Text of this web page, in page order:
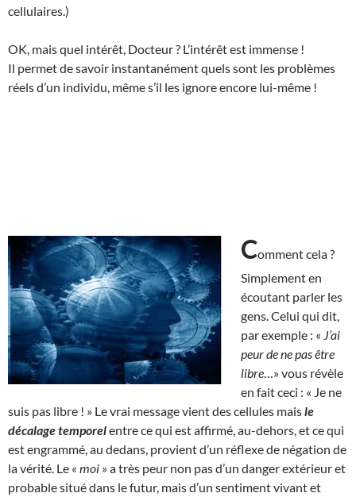
cellulaires.)
OK, mais quel intérêt, Docteur ? L’intérêt est immense !
Il permet de savoir instantanément quels sont les problèmes
réels d’un individu, même s’il les ignore encore lui-même !
Comment cela ?
Simplement en
écoutant parler les
gens. Celui qui dit,
par exemple : « J’ai
peur de ne pas être
libre …» vous révèle
en fait ceci : « Je ne
suis pas libre ! » Le vrai message vient des cellules maisle
décalage temporelentre ce qui est affirmé, au-dehors, et ce qui
est engrammé, au dedans, provient d’un réflexe de négation de
la vérité. Le « moi » a très peur non pas d’un danger extérieur et
probable situé dans le futur, mais d’un sentiment vivant et